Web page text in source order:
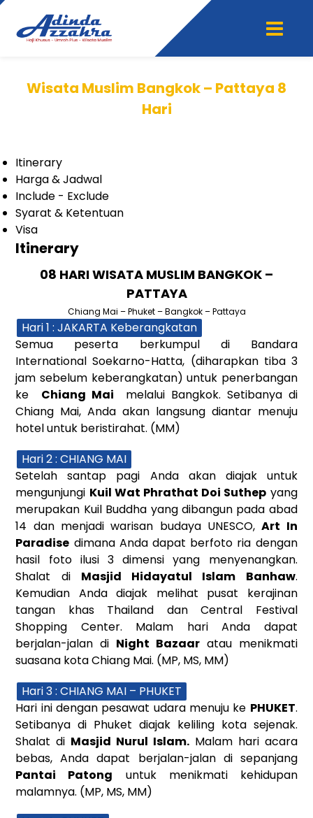
Wisata Muslim Bangkok – Pattaya 8
Hari
Itinerary
Harga & Jadwal
Include - Exclude
Syarat & Ketentuan
Visa
Itinerary
08 HARI WISATA MUSLIM BANGKOK –
PATTAYA
Chiang Mai – Phuket – Bangkok – Pattaya
Hari 1 : JAKARTA Keberangkatan
Semua peserta berkumpul di Bandara
International Soekarno-Hatta, (diharapkan tiba 3
jam sebelum keberangkatan) untuk penerbangan
ke Chiang Mai melalui Bangkok. Setibanya di
Chiang Mai, Anda akan langsung diantar menuju
hotel untuk beristirahat. (MM)
Hari 2 : CHIANG MAI
Setelah santap pagi Anda akan diajak untuk
mengunjungi Kuil Wat Phrathat Doi Suthep yang
merupakan Kuil Buddha yang dibangun pada abad
14 dan menjadi warisan budaya UNESCO,Art In
Paradise dimana Anda dapat berfoto ria dengan
hasil foto ilusi 3 dimensi yang menyenangkan.
Shalat di Masjid Hidayatul Islam Banhaw.
Kemudian Anda diajak melihat pusat kerajinan
tangan khas Thailand dan Central Festival
Shopping Center. Malam hari Anda dapat
berjalan-jalan di Night Bazaaratau menikmati
suasana kota Chiang Mai. (MP, MS, MM)
Hari 3 : CHIANG MAI – PHUKET
Hari ini dengan pesawat udara menuju ke PHUKET.
Setibanya di Phuket diajak keliling kota sejenak.
Shalat di Masjid Nurul Islam.Malam hari acara
bebas, Anda dapat berjalan-jalan di sepanjang
Pantai Patong untuk menikmati kehidupan
malamnya. (MP, MS, MM)